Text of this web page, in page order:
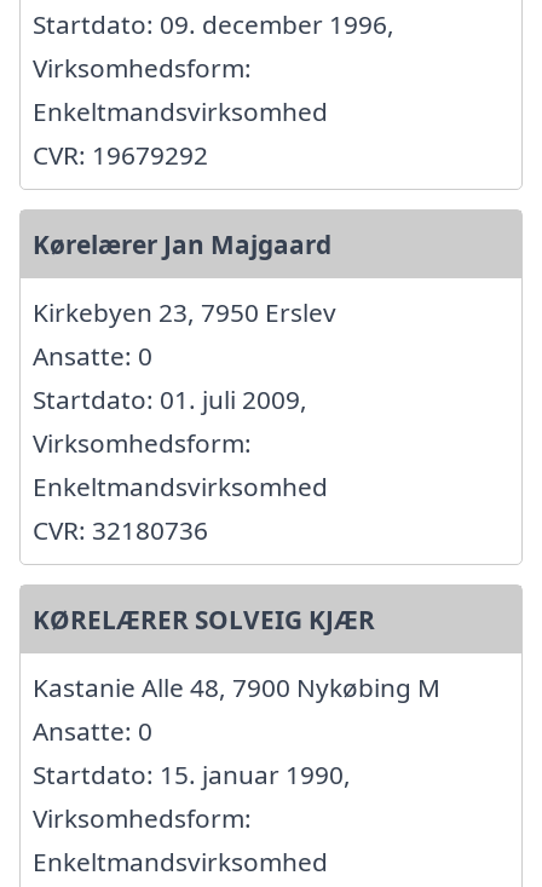
Startdato: 09. december 1996,
Virksomhedsform:
Enkeltmandsvirksomhed
CVR: 19679292
Kørelærer Jan Majgaard
Kirkebyen 23, 7950 Erslev
Ansatte: 0
Startdato: 01. juli 2009,
Virksomhedsform:
Enkeltmandsvirksomhed
CVR: 32180736
KØRELÆRER SOLVEIG KJÆR
Kastanie Alle 48, 7900 Nykøbing M
Ansatte: 0
Startdato: 15. januar 1990,
Virksomhedsform:
Enkeltmandsvirksomhed